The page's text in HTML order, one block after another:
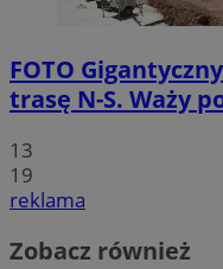
FOTO
trasę N-S. Waży
13
19
reklama
Zobacz również